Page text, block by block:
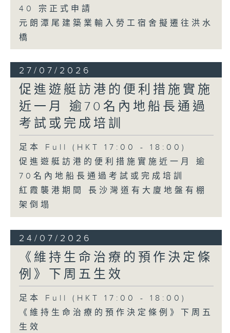
40 宗正式申請
元朗潭尾建築業輸入勞工宿舍擬遷往洪水
橋
27/07/2026
促進遊艇訪港的便利措施實施
近一月 逾70名內地船長通過
考試或完成培訓
足本 Full (HKT 17:00 - 18:00)
促進遊艇訪港的便利措施實施近一月 逾
70名內地船長通過考試或完成培訓
紅霞襲港期間 長沙灣道有大廈地盤有棚
架倒塌
24/07/2026
《維持生命治療的預作決定條
例》下周五生效
足本 Full (HKT 17:00 - 18:00)
《維持生命治療的預作決定條例》下周五
生效